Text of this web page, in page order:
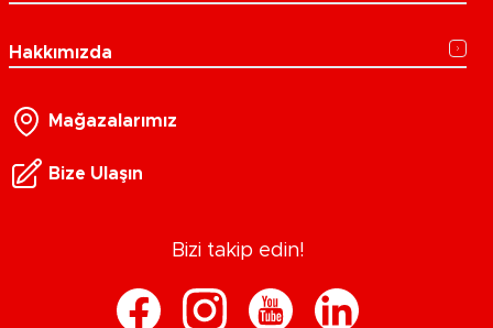
Hakkımızda
Mağazalarımız
Bize Ulaşın
Bizi takip edin!